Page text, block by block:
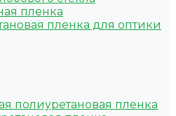
пленка
пленка для оптики
полиуретановая пленка